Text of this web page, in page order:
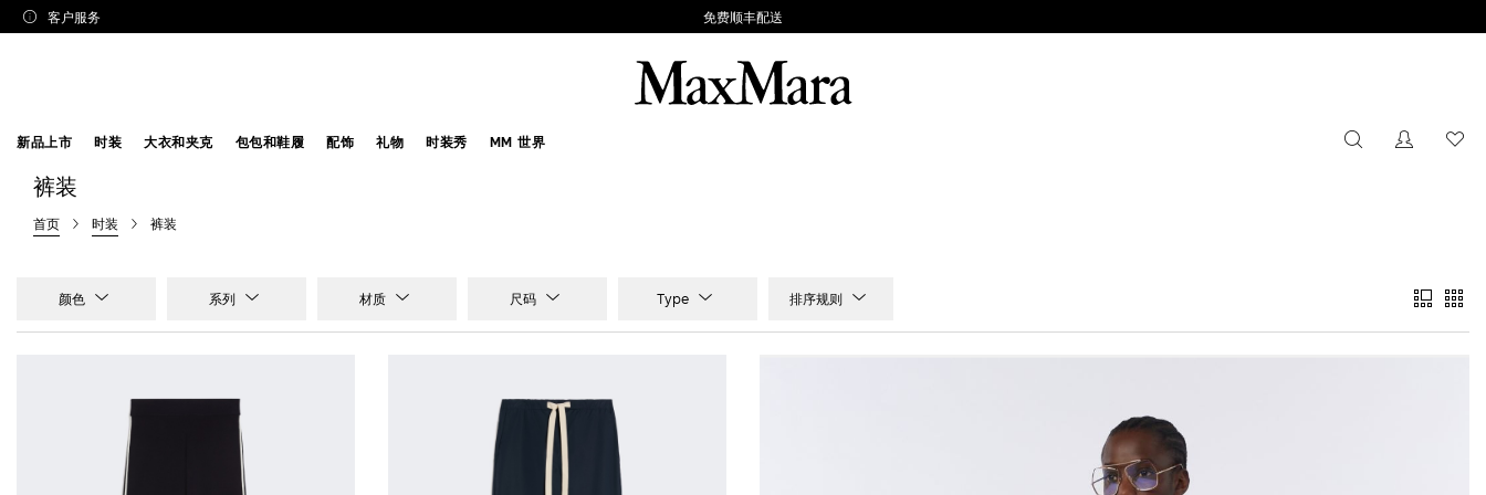
客户服务 免费顺丰配送
搜索 没有注
新品上市 时装 大衣和夹克 包包和鞋履 配饰 礼物 时装秀 MM 世界
裤装
首页 时装 裤装
颜色 系列 材质 尺码 Type 排序规则